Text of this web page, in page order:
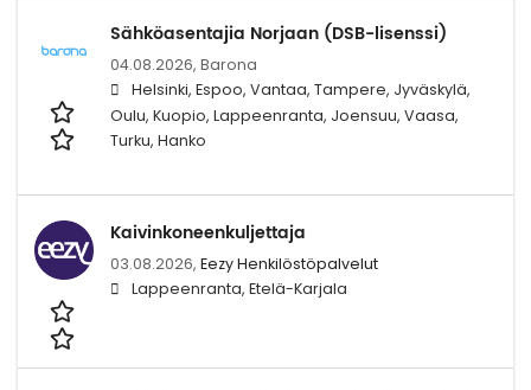
Sähköasentajia Norjaan (DSB-lisenssi)
04.08.2026, Barona
Helsinki, Espoo, Vantaa, Tampere, Jyväskylä,
Oulu, Kuopio, Lappeenranta, Joensuu, Vaasa,
Turku, Hanko
Kaivinkoneenkuljettaja
03.08.2026, Eezy Henkilöstöpalvelut
Lappeenranta, Etelä-Karjala